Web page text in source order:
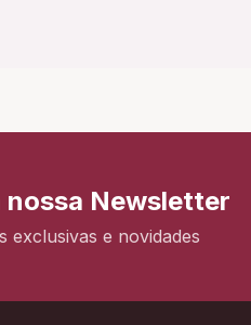
nossa Newsletter
exclusivas e novidades